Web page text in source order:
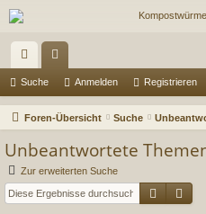
ch
ne
riff
en
Suche Anmelden Registrieren
Foren-Übersicht Suche
Unbeantwortete
Zur erweiterten Suche
Suche